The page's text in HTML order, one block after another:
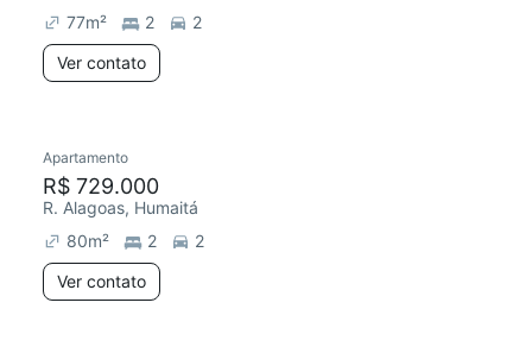
77m² 2
2
Ver contato
Apartamento
R$ 729.000
R. Alagoas, Humaitá
80m² 2
2
Ver contato